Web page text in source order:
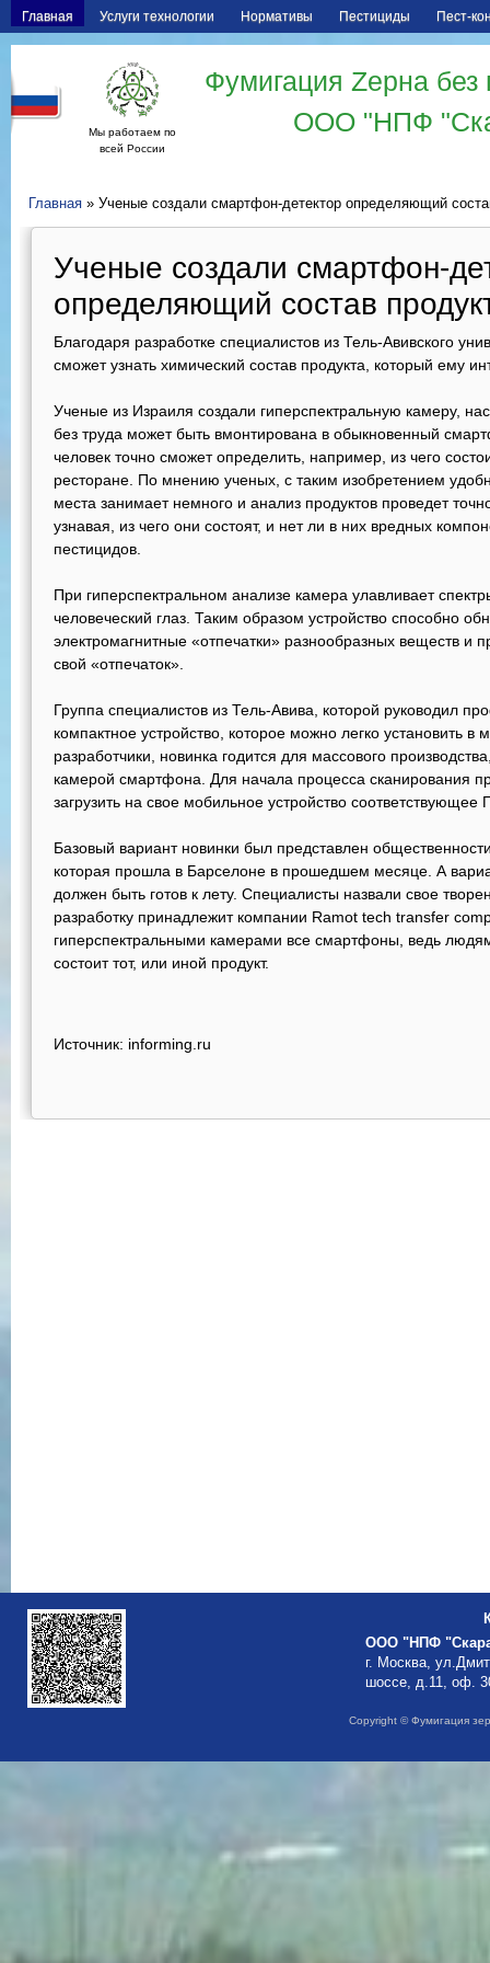
Главная Услуги технологии Нормативы Пестициды Пест-
Мы работаем по
всей России
Фумигация Zерна
ООО "НПФ
Главная » Ученые создали смартфон-детектор определяющий
Ученые создали смартфон-
определяющий состав
Благодаря разработке специалистов из Тель-Авивского
сможет узнать химический состав продукта, который ему
Ученые из Израиля создали гиперспектральную камеру,
без труда может быть вмонтирована в обыкновенный
человек точно сможет определить, например, из чего
ресторане. По мнению ученых, с таким изобретением
места занимает немного и анализ продуктов проведет
узнавая, из чего они состоят, и нет ли в них вредных
пестицидов.
При гиперспектральном анализе камера улавливает
человеческий глаз. Таким образом устройство способно
электромагнитные «отпечатки» разнообразных веществ и
свой «отпечаток».
Группа специалистов из Тель-Авива, которой руководил
компактное устройство, которое можно легко установить в
разработчики, новинка годится для массового
камерой смартфона. Для начала процесса сканирования
загрузить на свое мобильное устройство соответствующее
Базовый вариант новинки был представлен
которая прошла в Барселоне в прошедшем месяце. А
должен быть готов к лету. Специалисты назвали свое
разработку принадлежит компании Ramot tech transfer
гиперспектральными камерами все смартфоны, ведь
состоит тот, или иной продукт.
Источник: informing.ru
ООО "НПФ
г. Москва,
шоссе, д.11, оф.
Copyright © Фумигация